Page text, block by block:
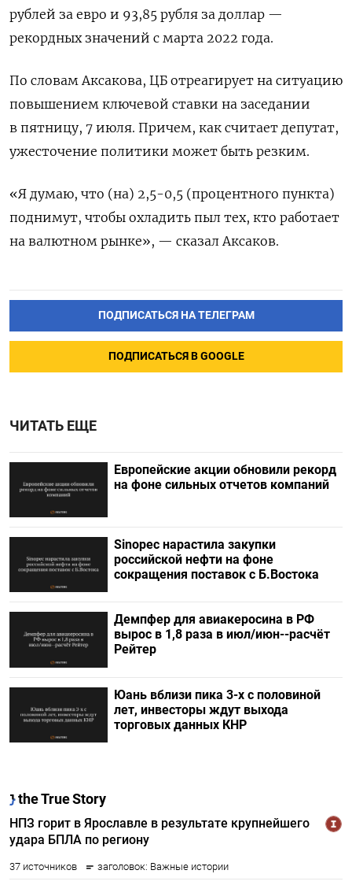
рублей за евро и 93,85 рубля за доллар —
рекордных значений с марта 2022 года.
По словам Аксакова, ЦБ отреагирует на ситуацию
повышением ключевой ставки на заседании
в пятницу, 7 июля. Причем, как считает депутат,
ужесточение политики может быть резким.
«Я думаю, что (на) 2,5-0,5 (процентного пункта)
поднимут, чтобы охладить пыл тех, кто работает
на валютном рынке», — сказал Аксаков.
ПОДПИСАТЬСЯ НА ТЕЛЕГРАМ
ПОДПИСАТЬСЯ В GOOGLE
ЧИТАТЬ ЕЩЕ
Европейские акции обновили рекорд
на фоне сильных отчетов компаний
Sinopec нарастила закупки
российской нефти на фоне
сокращения поставок с Б.Востока
Демпфер для авиакеросина в РФ
вырос в 1,8 раза в июл/июн--расчёт
Рейтер
Юань вблизи пика 3-х с половиной
лет, инвесторы ждут выхода
торговых данных КНР